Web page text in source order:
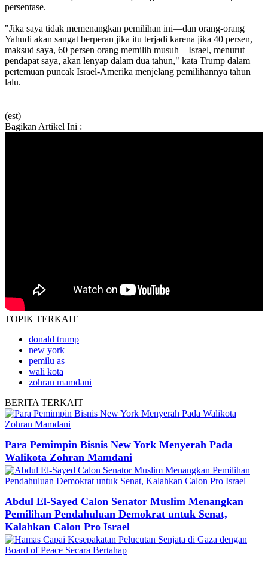
persentase.
"Jika saya tidak memenangkan pemilihan ini—dan orang-orang
Yahudi akan sangat berperan jika itu terjadi karena jika 40 persen,
maksud saya, 60 persen orang memilih musuh—Israel, menurut
pendapat saya, akan lenyap dalam dua tahun," kata Trump dalam
pertemuan puncak Israel-Amerika menjelang pemilihannya tahun
lalu.
(est)
Bagikan Artikel Ini :
TOPIK TERKAIT
donald trump
new york
pemilu as
wali kota
zohran mamdani
BERITA TERKAIT
Para Pemimpin Bisnis New York Menyerah Pada
Walikota Zohran Mamdani
Abdul El-Sayed Calon Senator Muslim Menangkan
Pemilihan Pendahuluan Demokrat untuk Senat,
Kalahkan Calon Pro Israel